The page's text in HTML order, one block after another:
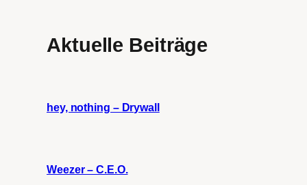
Aktuelle Beiträge
hey, nothing – Drywall
Weezer – C.E.O.